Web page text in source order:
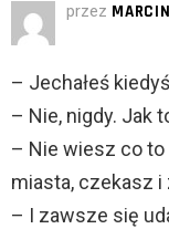
przez MARCIN
– Jechałeś
– Nie, nigdy. Jak
– Nie wiesz co
miasta, czekasz i
– I zawsze się